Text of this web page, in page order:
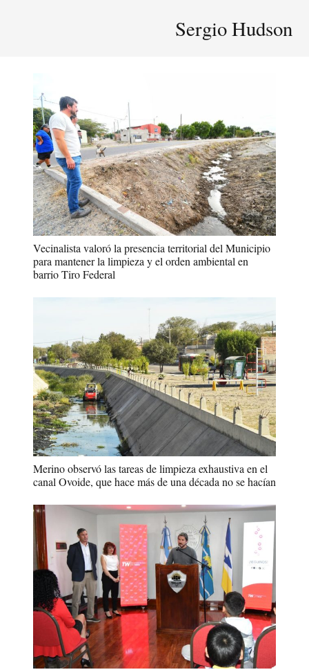
Sergio Hudson
Vecinalista valoró la presencia territorial del Municipio
para mantener la limpieza y el orden ambiental en
barrio Tiro Federal
Merino observó las tareas de limpieza exhaustiva en el
canal Ovoide, que hace más de una década no se hacían